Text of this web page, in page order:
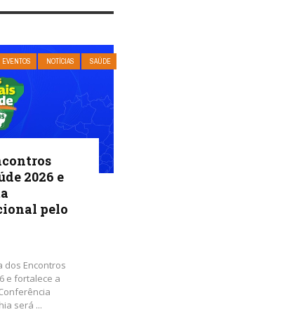
EVENTOS NOTÍCIAS SAÚDE
2026 e
pelo
dos Encontros
e fortalece a
será ...